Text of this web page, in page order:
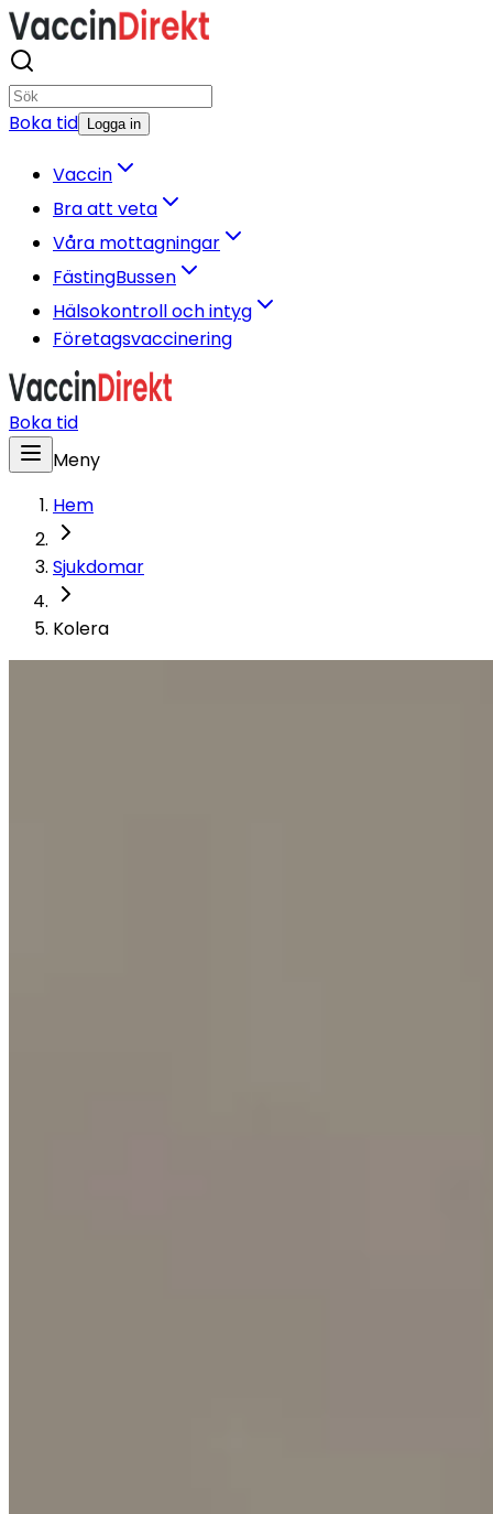
Boka tid Logga in
Vaccin
Bra att veta
Våra mottagningar
FästingBussen
Hälsokontroll och intyg
Företagsvaccinering
Boka tid
Meny
Hem
Sjukdomar
Kolera